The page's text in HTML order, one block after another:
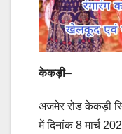
केकड़ी–
अजमेर रोड केकड़ी
में दिनांक 8 मार्च